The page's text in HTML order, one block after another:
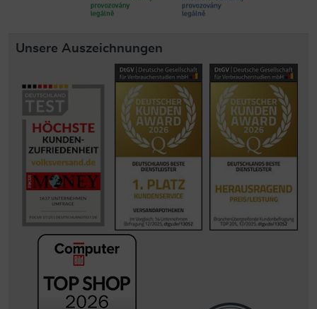
Unsere Auszeichnungen